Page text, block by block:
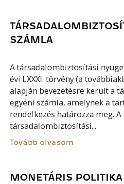
SZÁMLA
A társadalombiztosítási
évi LXXXI. törvény (a
alapján bevezetésre került a
egyéni számla, amelynek a
rendelkezés határozza meg. A
társadalombiztosítási...
Tovább olvasom
MONETÁRIS POLITIKA